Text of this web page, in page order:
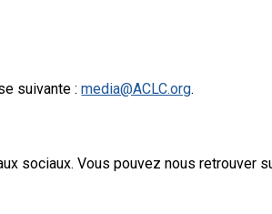
suivante :media@ACLC.org.
sociaux. Vous pouvez nous retrouver